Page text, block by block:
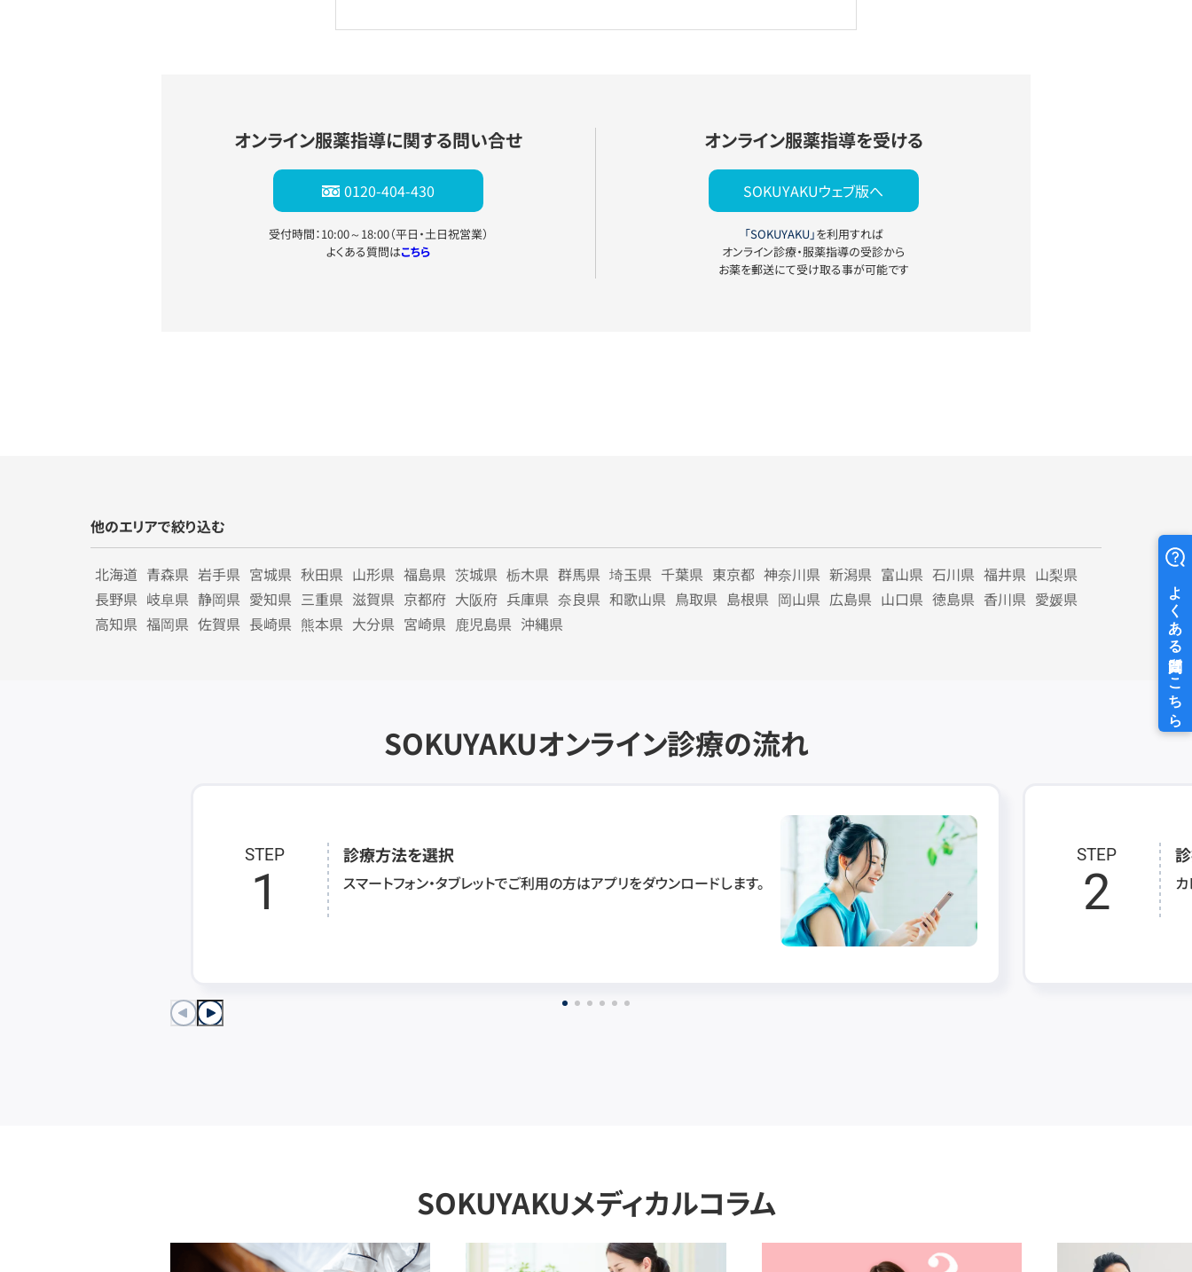
オンライン服薬指導に関する問い合せ
0120-404-430
受付時間：10:00～18:00（平日・土日祝営業）
よくある質問はこちら
オンライン服薬指導を受ける
SOKUYAKUウェブ版へ
「SOKUYAKU」を利用すれば
オンライン診療・服薬指導の受診から
お薬を郵送にて受け取る事が可能です
他のエリアで絞り込む
北海道 青森県 岩手県 宮城県 秋田県 山形県 福島県 茨城県 栃木県 群馬県 埼玉県 千葉県 東京都 神奈川県 新潟県 富山県 石川県 福井県 山梨県
長野県 岐阜県 静岡県 愛知県 三重県 滋賀県 京都府 大阪府 兵庫県 奈良県 和歌山県 鳥取県 島根県 岡山県 広島県 山口県 徳島県 香川県 愛媛県
高知県 福岡県 佐賀県 長崎県 熊本県 大分県 宮崎県 鹿児島県 沖縄県
SOKUYAKUオンライン診療の流れ
STEP
1
診療方法を選択
スマートフォン・タブレットでご利用の方はアプリをダウンロードします。
STEP
2
SOKUYAKUメディカルコラム